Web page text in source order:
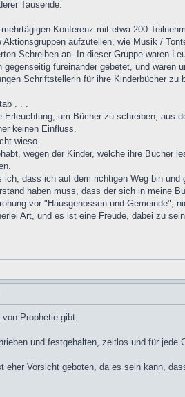
Tausende:
Konferenz mit etwa 200
aufzuteilen, wie Musik /
Schreiben an. In dieser Gruppe waren
füreinander gebetet, und
Schriftstellerin für ihre Kinderbücher
. . .
um Bücher zu schreiben,
keinen Einfluss.
wieso.
wegen der Kinder, welche ihre
dass ich auf dem richtigen Weg bin
haben muss, dass der sich in meine
vor "Hausgenossen und Gemeinde",
Art, und es ist eine Freude, dabei zu
Prophetie gibt.
und festgehalten, zeitlos und für jede
eher Vorsicht geboten, da es sein kann,